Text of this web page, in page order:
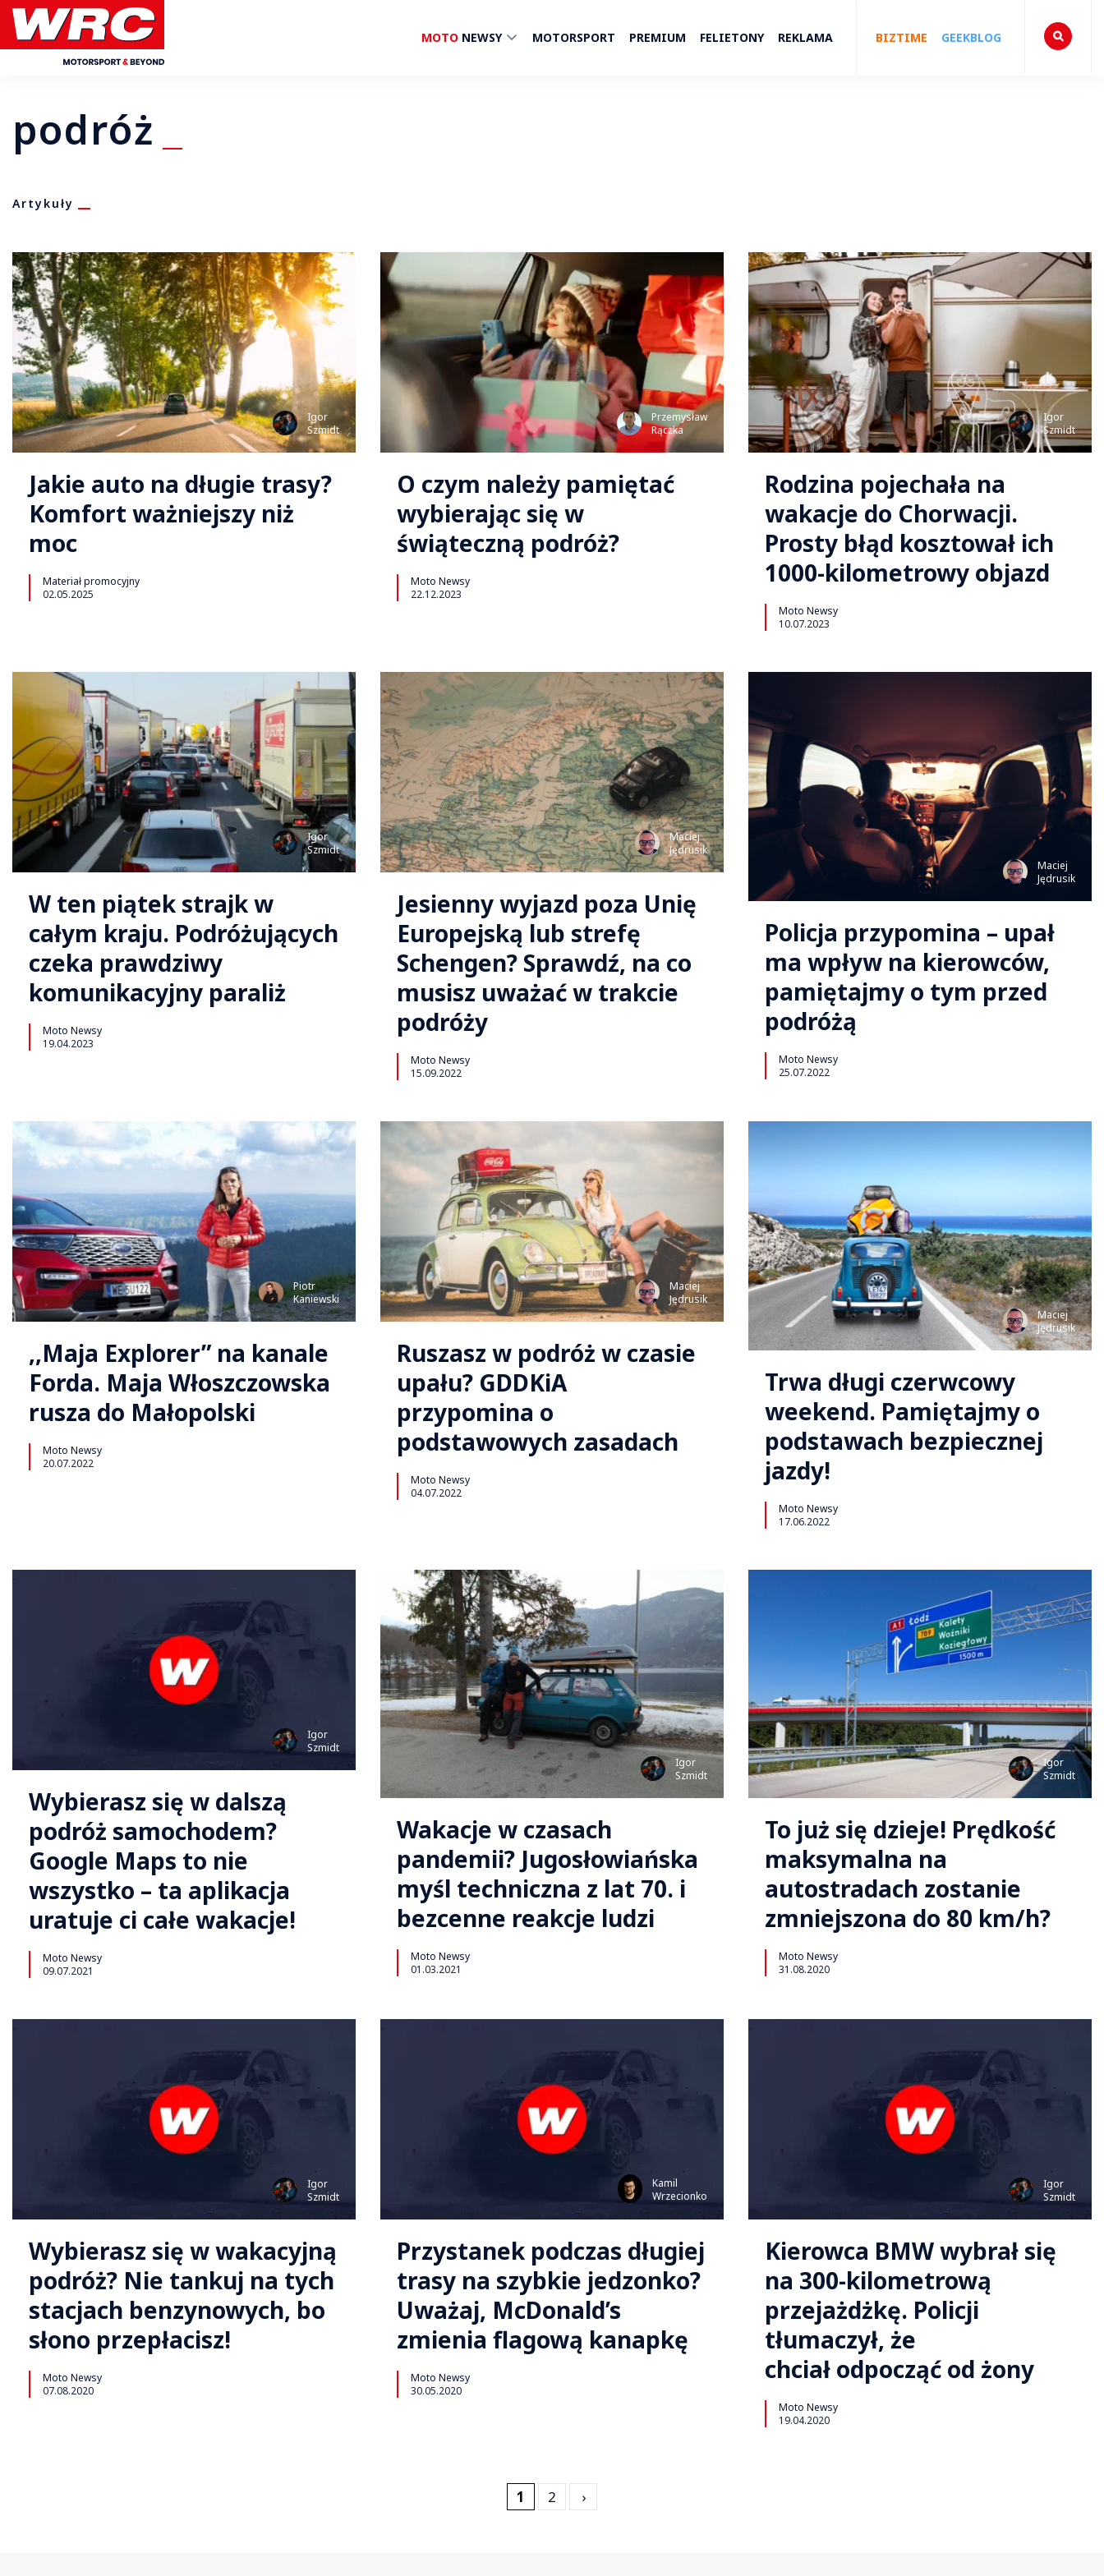
MOTO NEWSY MOTORSPORT PREMIUM FELIETONY REKLAMA BIZTIME GEEKBLOG
podróż
Artykuły
Igor
Szmidt
Jakie auto na długie trasy?
Komfort ważniejszy niż
moc
Materiał promocyjny
02.05.2025
Przemysław
Rączka
O czym należy pamiętać
wybierając się w
świąteczną podróż?
Moto Newsy
22.12.2023
Igor
Szmidt
Rodzina pojechała na
wakacje do Chorwacji.
Prosty błąd kosztował ich
1000-kilometrowy objazd
Moto Newsy
10.07.2023
Igor
Szmidt
W ten piątek strajk w
całym kraju. Podróżujących
czeka prawdziwy
komunikacyjny paraliż
Moto Newsy
19.04.2023
Maciej
Jędrusik
Jesienny wyjazd poza Unię
Europejską lub strefę
Schengen? Sprawdź, na co
musisz uważać w trakcie
podróży
Moto Newsy
15.09.2022
Maciej
Jędrusik
Policja przypomina – upał
ma wpływ na kierowców,
pamiętajmy o tym przed
podróżą
Moto Newsy
25.07.2022
Piotr
Kaniewski
,,Maja Explorer” na kanale
Forda. Maja Włoszczowska
rusza do Małopolski
Moto Newsy
20.07.2022
Maciej
Jędrusik
Ruszasz w podróż w czasie
upału? GDDKiA
przypomina o
podstawowych zasadach
Moto Newsy
04.07.2022
Maciej
Jędrusik
Trwa długi czerwcowy
weekend. Pamiętajmy o
podstawach bezpiecznej
jazdy!
Moto Newsy
17.06.2022
Igor
Szmidt
Wybierasz się w dalszą
podróż samochodem?
Google Maps to nie
wszystko – ta aplikacja
uratuje ci całe wakacje!
Moto Newsy
09.07.2021
Igor
Szmidt
Wakacje w czasach
pandemii? Jugosłowiańska
myśl techniczna z lat 70. i
bezcenne reakcje ludzi
Moto Newsy
01.03.2021
Igor
Szmidt
To już się dzieje! Prędkość
maksymalna na
autostradach zostanie
zmniejszona do 80 km/h?
Moto Newsy
31.08.2020
Igor
Szmidt
Wybierasz się w wakacyjną
podróż? Nie tankuj na tych
stacjach benzynowych, bo
słono przepłacisz!
Moto Newsy
07.08.2020
Kamil
Wrzecionko
Przystanek podczas długiej
trasy na szybkie jedzonko?
Uważaj, McDonald’s
zmienia flagową kanapkę
Moto Newsy
30.05.2020
Igor
Szmidt
Kierowca BMW wybrał się
na 300-kilometrową
przejażdżkę. Policji
tłumaczył, że
chciał odpocząć od żony
Moto Newsy
19.04.2020
1 2 ›